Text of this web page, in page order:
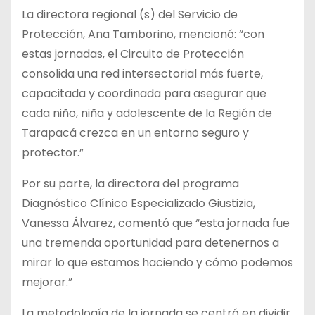
La directora regional (s) del Servicio de
Protección, Ana Tamborino, mencionó: “con
estas jornadas, el Circuito de Protección
consolida una red intersectorial más fuerte,
capacitada y coordinada para asegurar que
cada niño, niña y adolescente de la Región de
Tarapacá crezca en un entorno seguro y
protector.”
Por su parte, la directora del programa
Diagnóstico Clínico Especializado Giustizia,
Vanessa Álvarez, comentó que “esta jornada fue
una tremenda oportunidad para detenernos a
mirar lo que estamos haciendo y cómo podemos
mejorar.”